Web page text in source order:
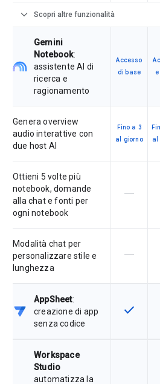
expand_more Scopri altre funzionalità
Gemini
Notebook:
assistente AI di
ricerca e
ragionamento
Accesso
di base
Genera overview
audio interattive con
due host AI
Fino a 3
al giorno
al
Ottieni 5 volte più
notebook, domande
alla chat e fonti per
ogni notebook
La
horizontal_rule
Modalità chat per
personalizzare stile e
lunghezza
La
horizontal_rule
AppSheet:
creazione di app
senza codice
Questa
check
Workspace
Studio
automatizza la